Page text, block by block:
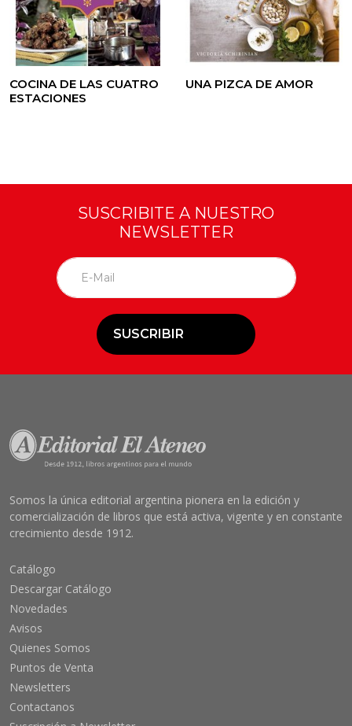
COCINA DE LAS CUATRO
ESTACIONES
UNA PIZCA DE AMOR
SUSCRIBITE A NUESTRO
NEWSLETTER
SUSCRIBIR
Somos la única editorial argentina pionera en la edición y
comercialización de libros que está activa, vigente y en constante
crecimiento desde 1912.
Catálogo
Descargar Catálogo
Novedades
Avisos
Quienes Somos
Puntos de Venta
Newsletters
Contactanos